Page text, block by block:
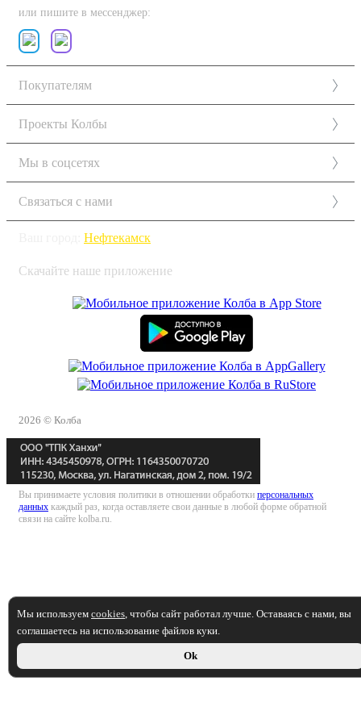
Мы используем cookies, чтобы сайт работал лучше. Оставаясь с нами, вы
соглашаетесь на использование файлов куки.
Ok
или пишите в мессенджер:
Покупателям
Проекты Колбы
Мы в соцсетях
Связаться с нами
Нефтекамск
Скачайте наше приложение
2026 © Колба
Вы принимаете условия политики в отношении обработки персональных
данных каждый раз, когда оставляете свои данные в любой форме обратной
связи на сайте kolba.ru.